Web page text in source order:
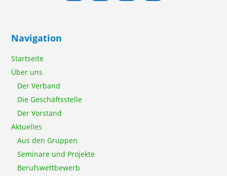
Navigation
Startseite
Über uns
Der Verband
Die Geschäftsstelle
Der Vorstand
Aktuelles
Aus den Gruppen
Seminare und Projekte
Berufswettbewerb